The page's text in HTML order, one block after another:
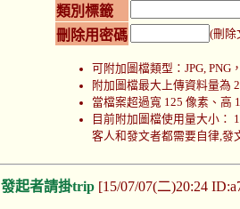
類別標籤
刪除用密碼
(刪除
可附加圖檔類型：JPG, PNG
附加圖檔最大上傳資料量為
當檔案超過寬 125 像素、高
目前附加圖檔使用量大小：
客人和發文者都需要自律,發
發起者請掛trip [15/07/07(二)20:24